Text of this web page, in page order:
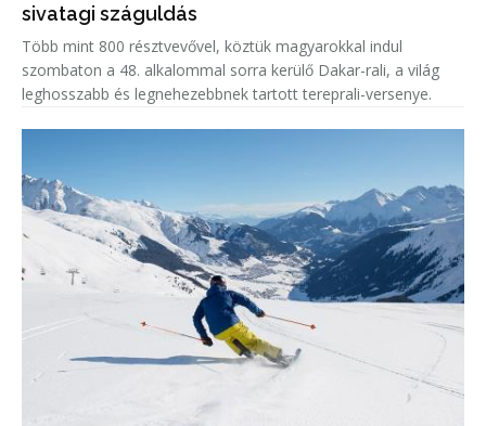
sivatagi száguldás
Több mint 800 résztvevővel, köztük magyarokkal indul
szombaton a 48. alkalommal sorra kerülő Dakar-rali, a világ
leghosszabb és legnehezebbnek tartott tereprali-versenye.